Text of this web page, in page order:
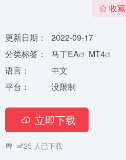
收藏
更新日期：
2022-09-17
分类标签：
马丁EA
MT4
语言：
中文
平台：
没限制
立即下载
25 人已下载